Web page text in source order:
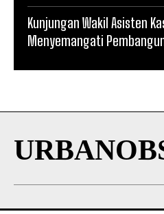
Kunjungan Wakil Asisten
Menyemangati